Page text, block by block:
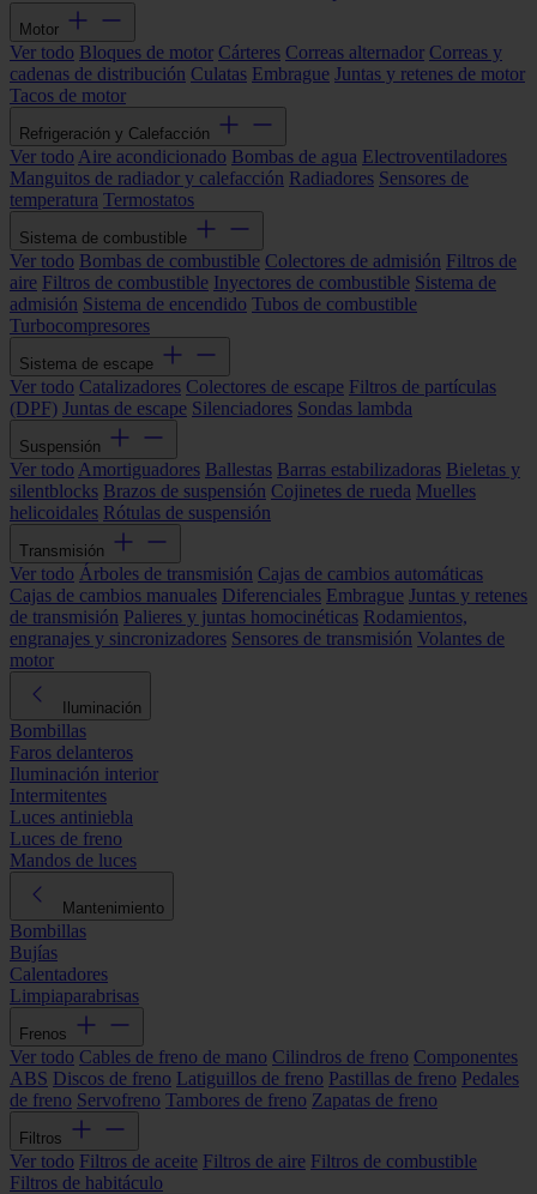
Motor
Ver todo Bloques de motor Cárteres Correas alternador Correas y
cadenas de distribución Culatas Embrague Juntas y retenes de motor
Tacos de motor
Refrigeración y Calefacción
Ver todo Aire acondicionado Bombas de agua Electroventiladores
Manguitos de radiador y calefacción Radiadores Sensores de
temperatura Termostatos
Sistema de combustible
Ver todo Bombas de combustible Colectores de admisión Filtros de
aire Filtros de combustible Inyectores de combustible Sistema de
admisión Sistema de encendido Tubos de combustible
Turbocompresores
Sistema de escape
Ver todo Catalizadores Colectores de escape Filtros de partículas
(DPF) Juntas de escape Silenciadores Sondas lambda
Suspensión
Ver todo Amortiguadores Ballestas Barras estabilizadoras Bieletas y
silentblocks Brazos de suspensión Cojinetes de rueda Muelles
helicoidales Rótulas de suspensión
Transmisión
Ver todo Árboles de transmisión Cajas de cambios automáticas
Cajas de cambios manuales Diferenciales Embrague Juntas y retenes
de transmisión Palieres y juntas homocinéticas Rodamientos,
engranajes y sincronizadores Sensores de transmisión Volantes de
motor
Iluminación
Bombillas
Faros delanteros
Iluminación interior
Intermitentes
Luces antiniebla
Luces de freno
Mandos de luces
Mantenimiento
Bombillas
Bujías
Calentadores
Limpiaparabrisas
Frenos
Ver todo Cables de freno de mano Cilindros de freno Componentes
ABS Discos de freno Latiguillos de freno Pastillas de freno Pedales
de freno Servofreno Tambores de freno Zapatas de freno
Filtros
Ver todo Filtros de aceite Filtros de aire Filtros de combustible
Filtros de habitáculo